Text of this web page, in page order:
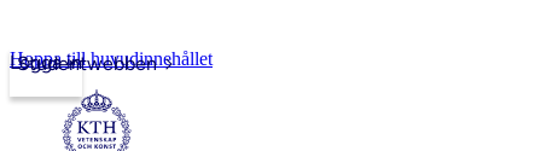
Studentwebben
Logga in
Hoppa till huvudinnehållet